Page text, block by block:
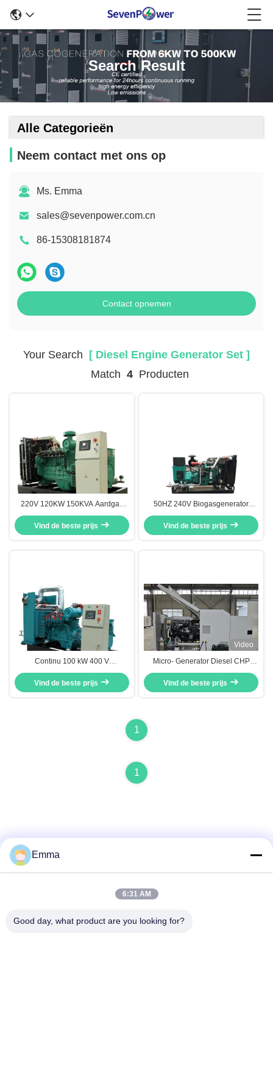
Search Result
Alle Categorieën
Neem contact met ons op
Ms. Emma
sales@sevenpower.com.cn
86-15308181874
Contact opnemen
Your Search [ Diesel Engine Generator Set ]
Match 4Producten
220V 120KW 150KVA Aardgas
Generator Set, Continu Vermogen
Aardgas Generator
Vind de beste prijs
50HZ 240V Biogasgenerator
100KW Op biogas werkende
generator Open type
Afstandsbediening
Vind de beste prijs
Continu 100 kW 400 V
aardgasgenset met waterkoeling
omgezet in CUMMINS-motor
Vind de beste prijs
Video
Micro- Generator Diesel CHP
Super Stille Lage Emissies 20KW
25KVA
Vind de beste prijs
1
1
No. 280 WanXing Road, Longhu Avenue, Industrial East
Emma
6:31 AM
Good day, what product are you looking for?